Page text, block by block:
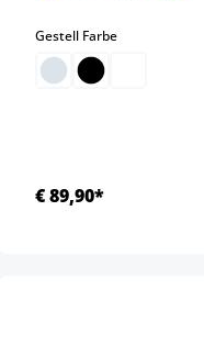
Gestell Farbeauswählen
€ 89,90*